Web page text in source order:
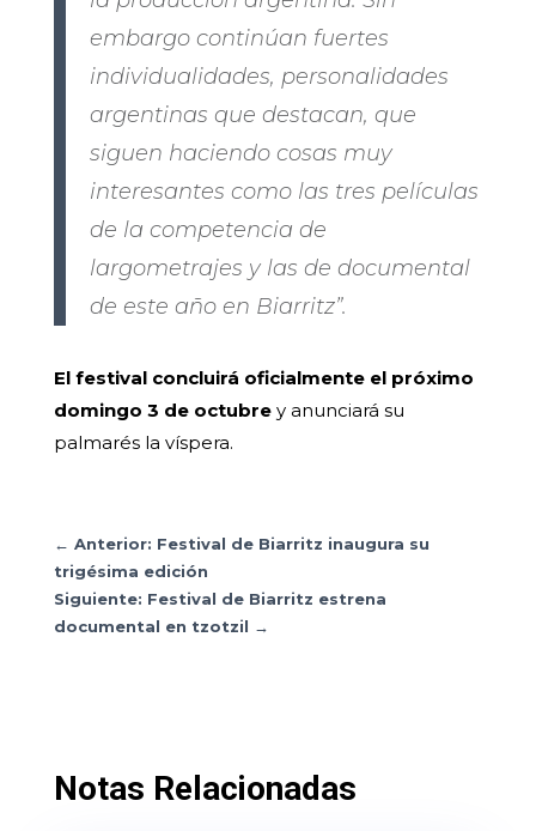
embargo continúan fuertes
individualidades, personalidades
argentinas que destacan, que
siguen haciendo cosas muy
interesantes como las tres películas
de la competencia de
largometrajes y las de documental
de este año en Biarritz”.
El festival concluirá oficialmente el próximo
domingo 3 de octubrey anunciará su
palmarés la víspera.
← Anterior: Festival de Biarritz inaugura su
trigésima edición
Siguiente: Festival de Biarritz estrena
documental en tzotzil →
Notas Relacionadas